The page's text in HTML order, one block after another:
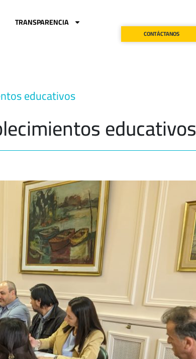
TRANSPARENCIA
CONTÁCTANOS
educativos
educativos